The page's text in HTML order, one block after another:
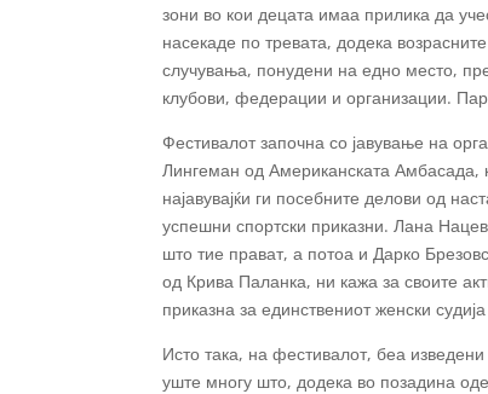
зони во кои децата имаа прилика да
насекаде по тревата, додека
случувања, понудени на едно место,
клубови, федерации и организации.
Фестивалот започна со јавување на
Лингеман од Американската Амбасада,
најавувајќи ги посебните делови од
успешни спортски приказни. Лана
што тие прават, а потоа и Дарко
од Крива Паланка, ни кажа за своите
приказна за единствениот женски
Исто така, на фестивалот, беа
уште многу што, додека во позадина